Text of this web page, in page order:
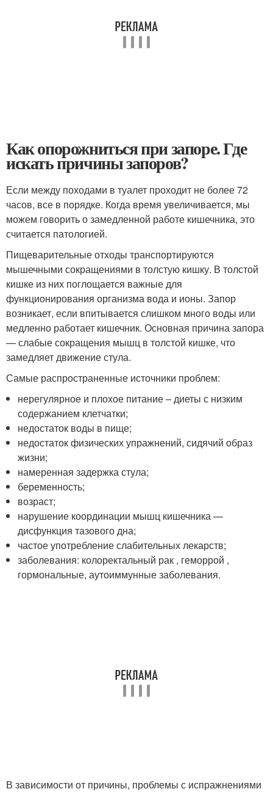
Как опорожниться при запоре. Где
искать причины запоров?
Если между походами в туалет проходит не более 72
часов, все в порядке. Когда время увеличивается, мы
можем говорить о замедленной работе кишечника, это
считается патологией.
Пищеварительные отходы транспортируются
мышечными сокращениями в толстую кишку. В толстой
кишке из них поглощается важные для
функционирования организма вода и ионы. Запор
возникает, если впитывается слишком много воды или
медленно работает кишечник. Основная причина запора
— слабые сокращения мышц в толстой кишке, что
замедляет движение стула.
Самые распространенные источники проблем:
нерегулярное и плохое питание – диеты с низким
содержанием клетчатки;
недостаток воды в пище;
недостаток физических упражнений, сидячий образ
жизни;
намеренная задержка стула;
беременность;
возраст;
нарушение координации мышц кишечника —
дисфункция тазового дна;
частое употребление слабительных лекарств;
заболевания: колоректальный рак , геморрой ,
гормональные, аутоиммунные заболевания.
В зависимости от причины, проблемы с испражнениями